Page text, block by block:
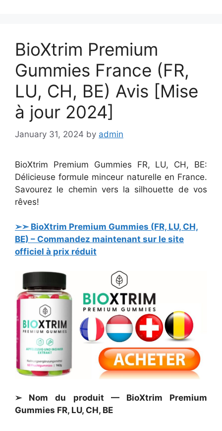
BioXtrim Premium
Gummies France (FR,
LU, CH, BE) Avis [Mise
à jour 2024]
January 31, 2024 by admin
BioXtrim Premium Gummies FR, LU, CH, BE:
Délicieuse formule minceur naturelle en France.
Savourez le chemin vers la silhouette de vos
rêves!
➢➣ BioXtrim Premium Gummies (FR, LU, CH,
BE) – Commandez maintenant sur le site
officiel à prix réduit
➢ Nom du produit — BioXtrim Premium
Gummies FR, LU, CH, BE